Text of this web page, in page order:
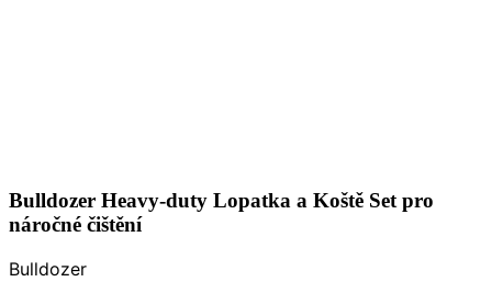
Bulldozer Heavy-duty Lopatka a Koště Set pro
náročné čištění
Bulldozer